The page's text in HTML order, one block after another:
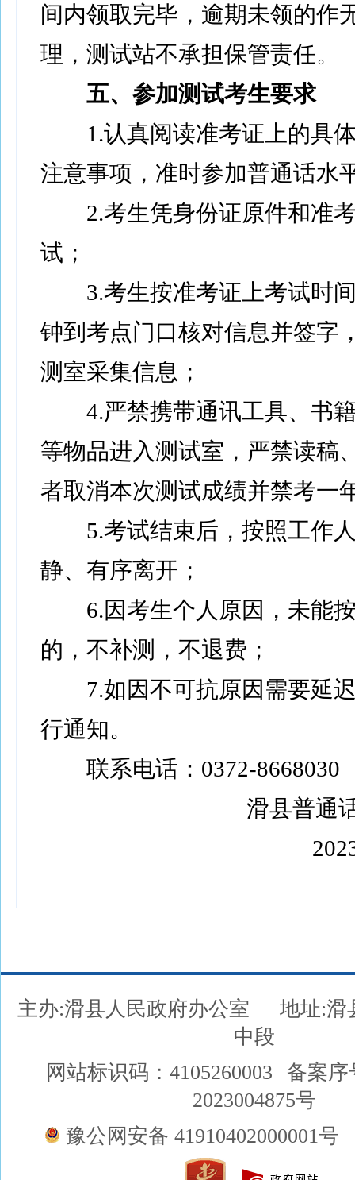
间内领取完毕，逾期未领的作
理，测试站不承担保管责任。
五、参加测试考生要求
1.认真阅读准考证上的具体
注意事项，准时参加普通话水
2.考生凭身份证原件和准
试；
3.考生按准考证上考试时间
钟到考点门口核对信息并签字
测室采集信息；
4.严禁携带通讯工具、书籍
等物品进入测试室，严禁读稿
者取消本次测试成绩并禁考一
5.考试结束后，按照工作人
静、有序离开；
6.因考生个人原因，未能按
的，不补测，不退费；
7.如因不可抗原因需要延迟
行通知。
联系电话：0372-8668030
滑县普通话
2023
主办:滑县人民政府办公室
地址:滑
中段
网站标识码：4105260003
备案序
2023004875号
豫公网安备 41910402000001号